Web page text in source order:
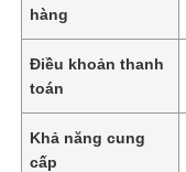
hàng
Điều khoản thanh
toán
Khả năng cung
cấp